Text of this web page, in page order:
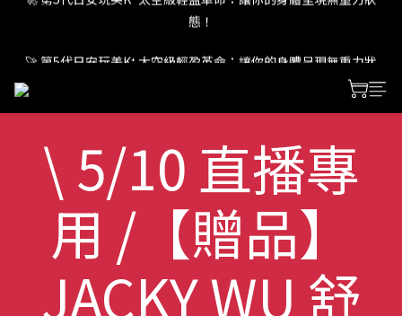
🚀 第5代日安玩美K⁺ 太空級輕盈革命：讓你的身體呈現無重力狀
態！
\ 5/10 直播專
用 /【贈品】
JACKY WU 舒